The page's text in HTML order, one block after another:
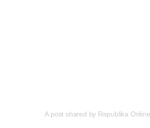
A post shared by Republika